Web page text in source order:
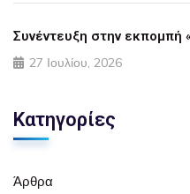
Συνέντευξη στην εκπομπή
27 Ιουλίου, 2026
Κατηγορίες
Άρθρα